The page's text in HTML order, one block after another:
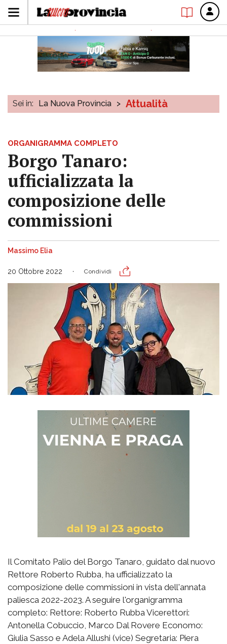
Sei in: La Nuova Provincia > Attualità
ORGANIGRAMMA COMPLETO
Borgo Tanaro:
ufficializzata la
composizione delle
commissioni
Massimo Elia
20 Ottobre 2022 Condividi
Il Comitato Palio del Borgo Tanaro, guidato dal nuovo
Rettore Roberto Rubba, ha ufficializzato la
composizione delle commissioni in vista dell'annata
paliesca 2022-2023. A seguire l'organigramma
completo: Rettore: Roberto Rubba Vicerettori:
Antonella Cobuccio, Marco Dal Rovere Economo:
Giulia Sasso e Adela Allushi (vice) Segretaria: Piera